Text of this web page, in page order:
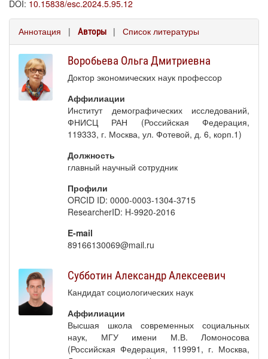
DOI: 10.15838/esc.2024.5.95.12
Аннотация | Авторы | Список литературы
Воробьева Ольга Дмитриевна
Доктор экономических наук профессор
Аффилиации
Институт демографических исследований,
ФНИСЦ РАН (Российская Федерация,
119333, г. Москва, ул. Фотевой, д. 6, корп.1)
Должность
главный научный сотрудник
Профили
ORCID ID: 0000-0003-1304-3715
ResearcherID: H-9920-2016
E-mail
89166130069@mail.ru
Субботин Александр Алексеевич
Кандидат социологических наук
Аффилиации
Высшая школа современных социальных
наук, МГУ имени М.В. Ломоносова
(Российская Федерация, 119991, г. Москва,